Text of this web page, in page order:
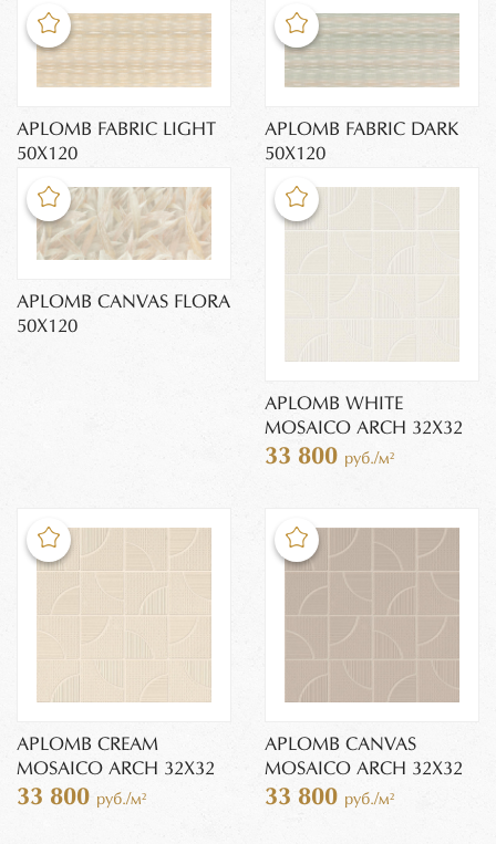
APLOMB FABRIC LIGHT
50X120
APLOMB FABRIC DARK
50X120
APLOMB CANVAS FLORA
50X120
APLOMB WHITE
MOSAICO ARCH 32X32
33 800 руб./м²
APLOMB CREAM
MOSAICO ARCH 32X32
33 800 руб./м²
APLOMB CANVAS
MOSAICO ARCH 32X32
33 800 руб./м²